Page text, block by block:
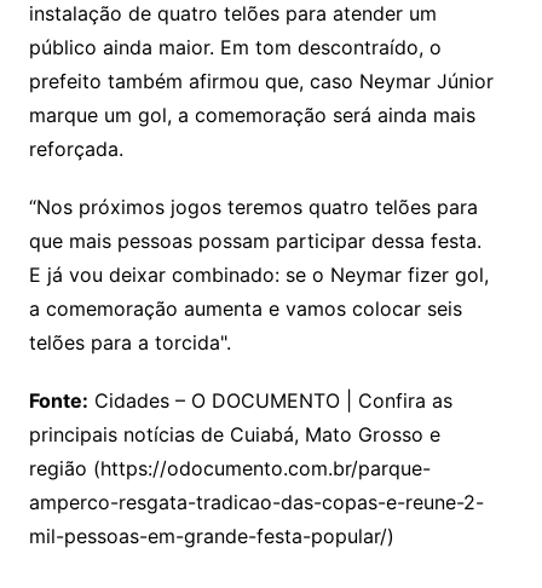
instalação de quatro telões para atender um
público ainda maior. Em tom descontraído, o
prefeito também afirmou que, caso Neymar Júnior
marque um gol, a comemoração será ainda mais
reforçada.
“Nos próximos jogos teremos quatro telões para
que mais pessoas possam participar dessa festa.
E já vou deixar combinado: se o Neymar fizer gol,
a comemoração aumenta e vamos colocar seis
telões para a torcida".
Fonte: Cidades – O DOCUMENTO | Confira as
principais notícias de Cuiabá, Mato Grosso e
região (https://odocumento.com.br/parque-
amperco-resgata-tradicao-das-copas-e-reune-2-
mil-pessoas-em-grande-festa-popular/)